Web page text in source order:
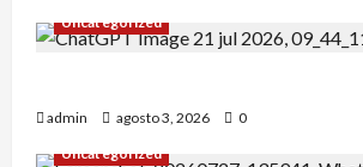
Uncategorized
admin agosto 3, 2026
0
Uncategorized